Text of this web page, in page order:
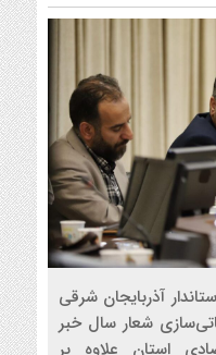
آذربایجان شرقی
شعار سال خبر
استان علاوه بر